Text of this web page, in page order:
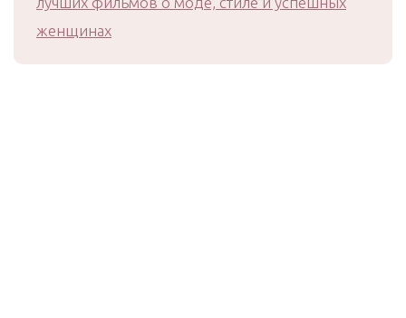
женщинах